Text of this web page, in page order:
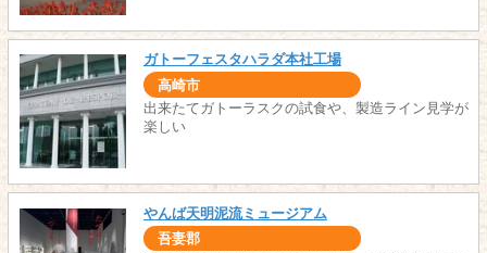
ガトーフェスタハラダ本社工場
高崎市
出来たてガトーラスクの試食や、製造ライン見学が
楽しい
やんば天明泥流ミュージアム
吾妻郡